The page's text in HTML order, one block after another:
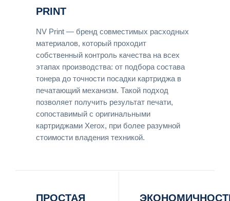
PRINT
NV Print — бренд совместимых расходных
материалов, который проходит
собственный контроль качества на всех
этапах производства: от подбора состава
тонера до точности посадки картриджа в
печатающий механизм. Такой подход
позволяет получить результат печати,
сопоставимый с оригинальными
картриджами Xerox, при более разумной
стоимости владения техникой.
ПРОСТАЯ